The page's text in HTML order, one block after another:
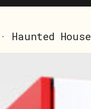
· Haunted House